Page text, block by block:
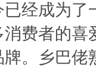
经成为了
费者的喜
。乡巴佬